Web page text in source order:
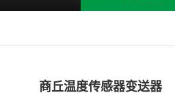
商丘温度传感器变送器